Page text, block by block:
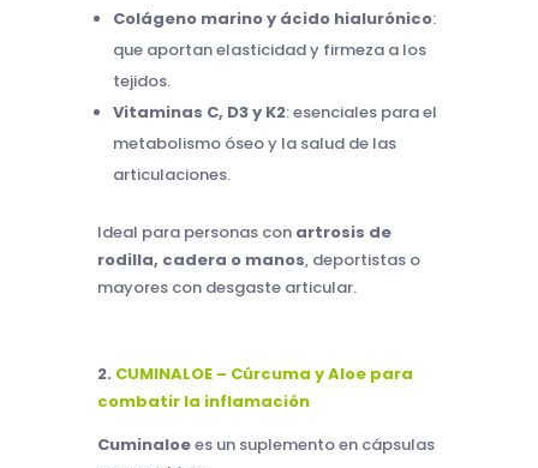
Colágeno marino y ácido hialurónico:
que aportan elasticidad y firmeza a los
tejidos.
Vitaminas C, D3 y K2: esenciales para el
metabolismo óseo y la salud de las
articulaciones.
Ideal para personas con artrosis de
rodilla, cadera o manos, deportistas o
mayores con desgaste articular.
2. CUMINALOE – Cúrcuma y Aloe para
combatir la inflamación
Cuminaloees un suplemento en cápsulas